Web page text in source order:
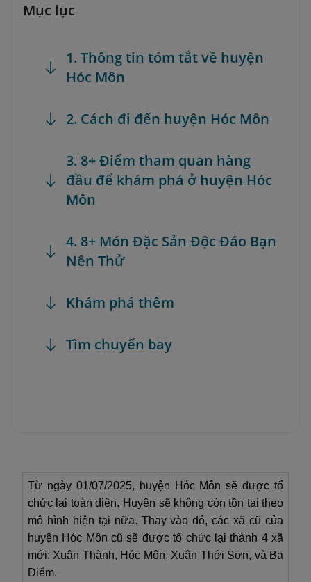
Mục lục
1. Thông tin tóm tắt về huyện
Hóc Môn
2. Cách đi đến huyện Hóc Môn
3. 8+ Điểm tham quan hàng
đầu để khám phá ở huyện Hóc
Môn
4. 8+ Món Đặc Sản Độc Đáo Bạn
Nên Thử
Khám phá thêm
Tìm chuyến bay
Từ ngày 01/07/2025, huyện Hóc Môn sẽ được tổ
chức lại toàn diện. Huyện sẽ không còn tồn tại theo
mô hình hiện tại nữa. Thay vào đó, các xã cũ của
huyện Hóc Môn cũ sẽ được tổ chức lại thành 4 xã
mới: Xuân Thành, Hóc Môn, Xuân Thới Sơn, và Ba
Điểm.